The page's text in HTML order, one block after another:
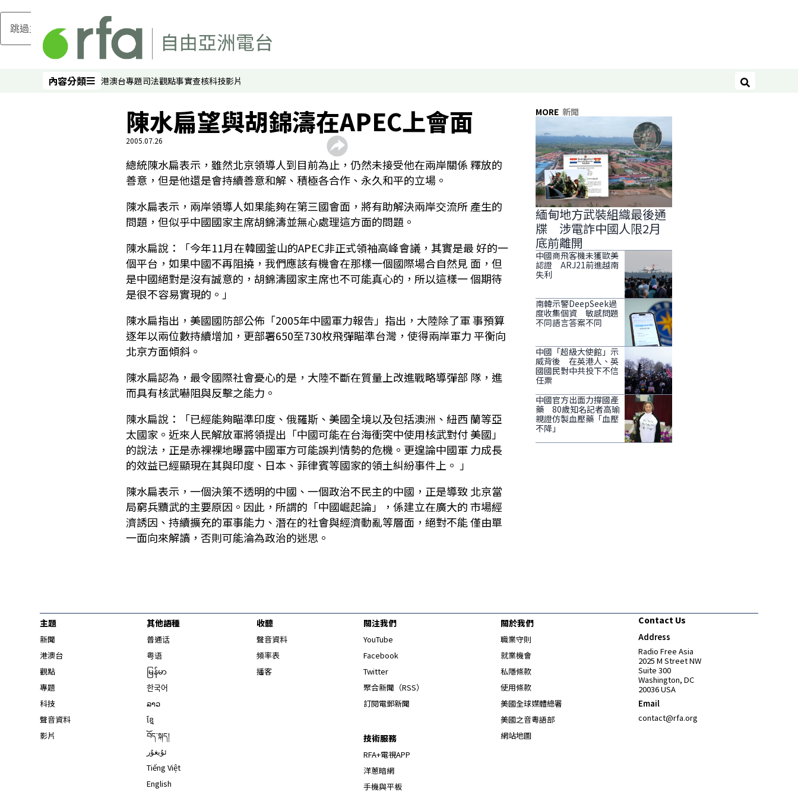
跳過主要內容
內容分類
內容分類 港澳台專題司法觀點事實查核科技影片 搜尋
香港人自由講
關於我們
聯絡我們
最新廣播頻率
聲音資料
聽眾報料
陳水扁望與胡錦濤在APEC上會面
2005.07.26
總統陳水扁表示，雖然北京領導人到目前為止，仍然未接受他在兩岸關係 釋放的
善意，但是他還是會持續善意和解、積極各合作、永久和平的立場。
陳水扁表示，兩岸領導人如果能夠在第三國會面，將有助解決兩岸交流所 產生的
問題，但似乎中國國家主席胡錦濤並無心處理這方面的問題。
陳水扁說：「今年11月在韓國釜山的APEC非正式領袖高峰會議，其實是最 好的一
個平台，如果中國不再阻撓，我們應該有機會在那樣一個國際場合自然見 面，但
是中國絕對是沒有誠意的，胡錦濤國家主席也不可能真心的，所以這樣一 個期待
是很不容易實現的。」
陳水扁指出，美國國防部公佈「2005年中國軍力報告」指出，大陸除了軍 事預算
逐年以兩位數持續增加，更部署650至730枚飛彈瞄準台灣，使得兩岸軍力 平衡向
北京方面傾斜。
陳水扁認為，最令國際社會憂心的是，大陸不斷在質量上改進戰略導彈部 隊，進
而具有核武嚇阻與反擊之能力。
陳水扁說：「已經能夠瞄準印度、俄羅斯、美國全境以及包括澳洲、紐西 蘭等亞
太國家。近來人民解放軍將領提出「中國可能在台海衝突中使用核武對付 美國」
的說法，正是赤裸裸地曝露中國軍方可能誤判情勢的危機。更遑論中國軍 力成長
的效益已經顯現在其與印度、日本、菲律賓等國家的領土糾紛事件上。 」
陳水扁表示，一個決策不透明的中國、一個政治不民主的中國，正是導致 北京當
局窮兵黷武的主要原因。因此，所謂的「中國崛起論」，係建立在廣大的 市場經
濟誘因、持續擴充的軍事能力、潛在的社會與經濟動亂等層面，絕對不能 僅由單
一面向來解讀，否則可能淪為政治的迷思。
MORE 新聞
緬甸地方武裝組織最後通
牒 涉電詐中國人限2月
底前離開
中國商飛客機未獲歐美
認證 ARJ21前進越南
失利
南韓示警DeepSeek過
度收集個資 敏感問題
不同語言答案不同
中國「超級大使館」示
威背後 在英港人、英
國國民對中共投下不信
任票
中國官方出面力撐國產
藥 80歲知名記者高瑜
親證仿製血壓藥「血壓
不降」
主題
新聞
港澳台
觀點
專題
科技
聲音資料
影片
其他語種
普通话
粤语
မြန်မာ
한국어
ລາວ
ខ្មែ
བོད་སྐད།
ئۇيغۇر
Tiếng Việt
English
收聽
聲音資料
頻率表
播客
關注我們
YouTube
Facebook
Twitter
聚合新聞（RSS）
訂閱電郵新聞
技術服務
RFA+電視APP
洋蔥暗網
手機與平板
關於我們
職業守則
就業機會
私隱條款
使用條款
美國全球媒體總署 Opens in new window
美國之音粵語部Opens in new window
網站地圖Opens in new window
Contact Us
Address
Radio Free Asia
2025 M Street NW
Suite 300
Washington, DC
20036 USA
Email
contact@rfa.org